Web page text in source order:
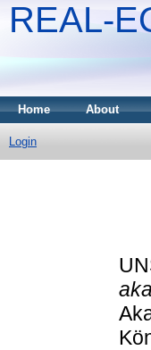
REAL-
Home About
Login